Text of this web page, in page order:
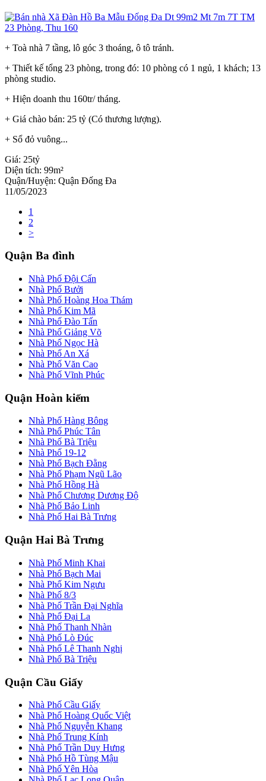
+ Toà nhà 7 tầng, lô góc 3 thoáng, ô tô tránh.
+ Thiết kế tổng 23 phòng, trong đó: 10 phòng có 1 ngủ, 1 khách; 13
phòng studio.
+ Hiện doanh thu 160tr/ tháng.
+ Giá chào bán: 25 tỷ (Có thương lượng).
+ Sổ đỏ vuông...
Giá: 25tỷ
Diện tích: 99m²
Quận/Huyện: Quận Đống Đa
11/05/2023
1
2
>
Quận Ba đình
Nhà Phố Đội Cấn
Nhà Phố Bưởi
Nhà Phố Hoàng Hoa Thám
Nhà Phố Kim Mã
Nhà Phố Đào Tấn
Nhà Phố Giảng Võ
Nhà Phố Ngọc Hà
Nhà Phố An Xá
Nhà Phố Văn Cao
Nhà Phố Vĩnh Phúc
Quận Hoàn kiếm
Nhà Phố Hàng Bông
Nhà Phố Phúc Tân
Nhà Phố Bà Triệu
Nhà Phố 19-12
Nhà Phố Bạch Đằng
Nhà Phố Phạm Ngũ Lão
Nhà Phố Hồng Hà
Nhà Phố Chương Dương Độ
Nhà Phố Bảo Linh
Nhà Phố Hai Bà Trưng
Quận Hai Bà Trưng
Nhà Phố Minh Khai
Nhà Phố Bạch Mai
Nhà Phố Kim Ngưu
Nhà Phố 8/3
Nhà Phố Trần Đại Nghĩa
Nhà Phố Đại La
Nhà Phố Thanh Nhàn
Nhà Phố Lò Đúc
Nhà Phố Lê Thanh Nghị
Nhà Phố Bà Triệu
Quận Cầu Giấy
Nhà Phố Cầu Giấy
Nhà Phố Hoàng Quốc Việt
Nhà Phố Nguyễn Khang
Nhà Phố Trung Kính
Nhà Phố Trần Duy Hưng
Nhà Phố Hồ Tùng Mậu
Nhà Phố Yên Hòa